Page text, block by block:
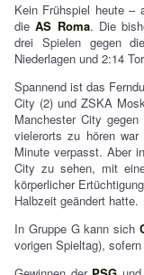
Kein Frühspiel heute –
dieAS Roma. Die
drei Spielen gegen
Niederlagen und 2:14
Spannend ist das
City (2) und ZSKA
Manchester City
vielerorts zu hören
Minute verpasst. Aber
City zu sehen, mit
körperlicher
Halbzeit geändert hatte.
In Gruppe G kann sich
vorigen Spieltag), sofern